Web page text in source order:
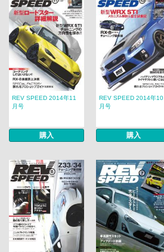
REV SPEED 2014年11
月号
購入
REV SPEED 2014年10
月号
購入